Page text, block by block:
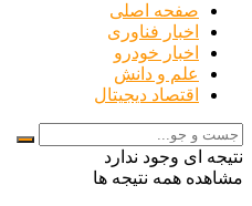
صفحه اصلی
اخبار فناوری
اخبار خودرو
علم و دانش
اقتصاد دیجیتال
نتیجه ای وجود ندارد
مشاهده همه نتیجه ها